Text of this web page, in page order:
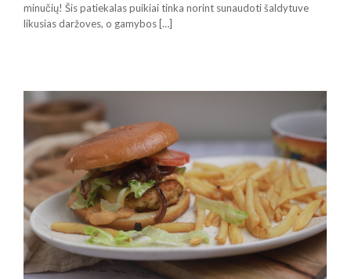
minučių! Šis patiekalas puikiai tinka norint sunaudoti šaldytuve
likusias daržoves, o gamybos […]